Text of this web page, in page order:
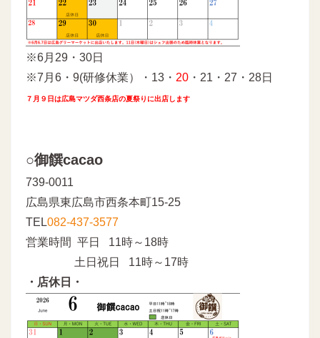
※6月29・30日
※7月6・9(研修休業）・13・ 20 ・21・27・28日
７月９日は広島マツダ西条店の夏祭りに出店します
○御饌cacao
739-0011
広島県東広島市西条本町15-25
TEL082-437-3577
営業時間 平日 11時～18時
土日祝日 11時～17時
・店休日・